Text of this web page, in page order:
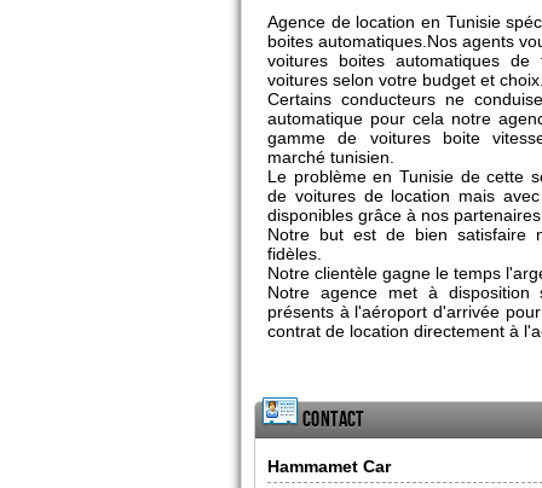
Agence de location en Tunisie
boites automatiques.Nos agents
voitures boites automatiques
voitures selon votre budget et
Certains conducteurs ne
automatique pour cela notre
gamme de voitures boite
marché tunisien.
Le problème en Tunisie de cette
de voitures de location mais
disponibles grâce à nos
Notre but est de bien satisfaire
fidèles.
Notre clientèle gagne le temps
Notre agence met à disposition
présents à l'aéroport d'arrivée
contrat de location directement à
Contact
Hammamet Car